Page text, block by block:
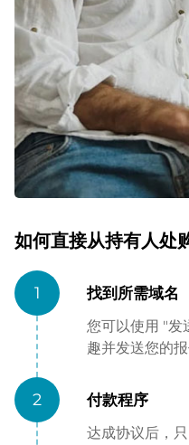
如何直接从持有人处
1 找到所需域名
您可以使用 "发
趣并发送您的报
2 付款程序
达成协议后，